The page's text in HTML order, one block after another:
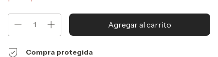
Compra protegida